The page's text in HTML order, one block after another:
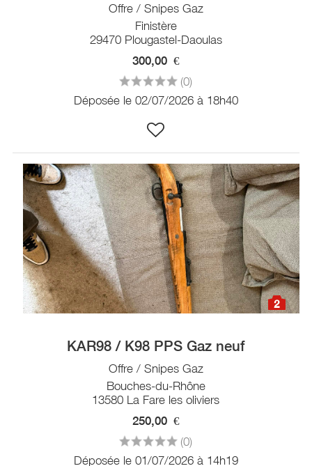
Offre / Snipes Gaz
Finistère
29470 Plougastel-Daoulas
300,00 €
(0)
Déposée le 02/07/2026 à 18h40
2
KAR98 / K98 PPS Gaz neuf
Offre / Snipes Gaz
Bouches-du-Rhône
13580 La Fare les oliviers
250,00 €
(0)
Déposée le 01/07/2026 à 14h19